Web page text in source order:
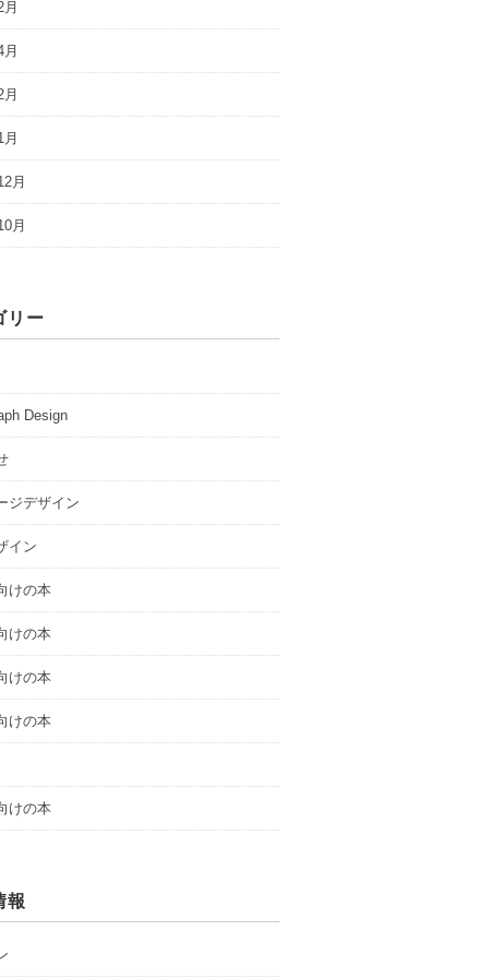
月
月
リー
Design
ジデザイン
イン
けの本
けの本
けの本
けの本
けの本
報